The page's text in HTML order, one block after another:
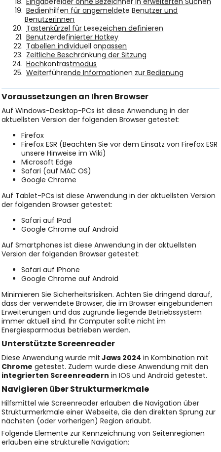
Bedienhilfen für angemeldete Benutzer und
Benutzerinnen
Tastenkürzel für Lesezeichen definieren
Benutzerdefinierter Hotkey
Tabellen individuell anpassen
Zeitliche Beschränkung der Sitzung
Hochkontrastmodus
Weiterführende Informationen zur Bedienung
Voraussetzungen an Ihren Browser
Auf Windows-Desktop-PCs ist diese Anwendung in der
aktuellsten Version der folgenden Browser getestet:
Firefox
Firefox ESR (Beachten Sie vor dem Einsatz von Firefox ESR
unsere Hinweise im Wiki)
Microsoft Edge
Safari (auf MAC OS)
Google Chrome
Auf Tablet-PCs ist diese Anwendung in der aktuellsten Version
der folgenden Browser getestet:
Safari auf IPad
Google Chrome auf Android
Auf Smartphones ist diese Anwendung in der aktuellsten
Version der folgenden Browser getestet:
Safari auf IPhone
Google Chrome auf Android
Minimieren Sie Sicherheitsrisiken. Achten Sie dringend darauf,
dass der verwendete Browser, die im Browser eingebundenen
Erweiterungen und das zugrunde liegende Betriebssystem
immer aktuell sind. Ihr Computer sollte nicht im
Energiesparmodus betrieben werden.
Unterstützte Screenreader
Diese Anwendung wurde mit Jaws 2024 in Kombination mit
Chrome getestet. Zudem wurde diese Anwendung mit den
integrierten Screenreadern in IOS und Android getestet.
Navigieren über Strukturmerkmale
Hilfsmittel wie Screenreader erlauben die Navigation über
Strukturmerkmale einer Webseite, die den direkten Sprung zur
nächsten (oder vorherigen) Region erlaubt.
Folgende Elemente zur Kennzeichnung von Seitenregionen
erlauben eine strukturelle Navigation: